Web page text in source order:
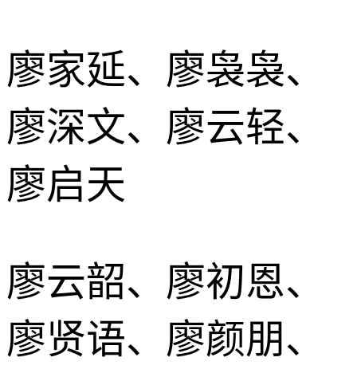
廖家延、廖袅袅、
廖深文、廖云轻、
廖启天
廖云韶、廖初恩、
廖贤语、廖颜朋、